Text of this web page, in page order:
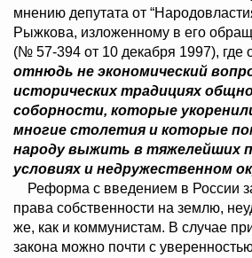
мнению депутата от
Рыжкова, изложенному в его
(№ 57-394 от 10 декабря 1997), где
отнюдь не экономический
исторических традициях
соборности, которые
многие столетия и которые
народу выжить в тяжелейших
условиях и недружественном
Реформа с введением в России
права собственности на землю,
же, как и коммунистам. В случае
закона можно почти с